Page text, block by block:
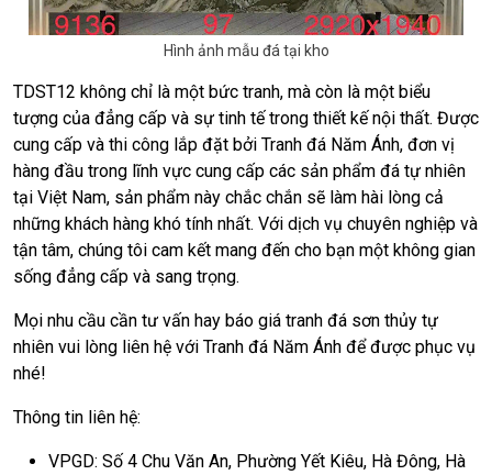
Hình ảnh mẫu đá tại kho
TDST12 không chỉ là một bức tranh, mà còn là một biểu
tượng của đẳng cấp và sự tinh tế trong thiết kế nội thất. Được
cung cấp và thi công lắp đặt bởi Tranh đá Năm Ánh, đơn vị
hàng đầu trong lĩnh vực cung cấp các sản phẩm đá tự nhiên
tại Việt Nam, sản phẩm này chắc chắn sẽ làm hài lòng cả
những khách hàng khó tính nhất. Với dịch vụ chuyên nghiệp và
tận tâm, chúng tôi cam kết mang đến cho bạn một không gian
sống đẳng cấp và sang trọng.
Mọi nhu cầu cần tư vấn hay báo giá tranh đá sơn thủy tự
nhiên vui lòng liên hệ với Tranh đá Năm Ánh để được phục vụ
nhé!
Thông tin liên hệ:
VPGD: Số 4 Chu Văn An, Phường Yết Kiêu, Hà Đông, Hà